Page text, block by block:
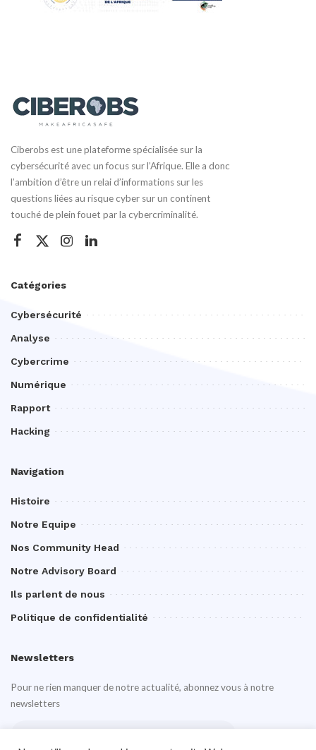
Ciberobs est une plateforme spécialisée sur la
cybersécurité avec un focus sur l’Afrique. Elle a donc
l’ambition d’être un relai d’informations sur les
questions liées au risque cyber sur un continent
touché de plein fouet par la cybercriminalité.
Catégories
Cybersécurité
Analyse
Cybercrime
Numérique
Rapport
Hacking
Navigation
Histoire
Notre Equipe
Nos Community Head
Notre Advisory Board
Ils parlent de nous
Politique de confidentialité
Newsletters
Pour ne rien manquer de notre actualité, abonnez vous à notre
newsletters